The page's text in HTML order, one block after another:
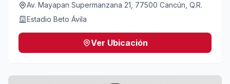
Av. Mayapan Supermanzana 21, 77500 Cancún, Q.R.
Estadio Beto Ávila
Ver Ubicación